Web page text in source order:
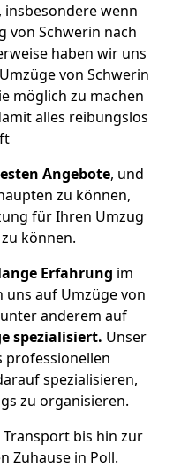
insbesondere wenn
von Schwerin nach
haben wir uns
von Schwerin
möglich zu machen
alles reibungslos
Angebote, und
zu können,
für Ihren Umzug
können.
Erfahrung im
uns auf Umzüge von
anderem auf
spezialisiert. Unser
professionellen
spezialisieren,
zu organisieren.
bis hin zur
Zuhause in Poll.